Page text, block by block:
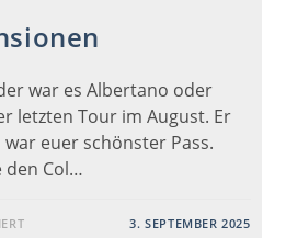
war es Albertano oder
letzten Tour im August. Er
euer schönster Pass.
den Col…
FÜR
3. SEPTEMBER 2025